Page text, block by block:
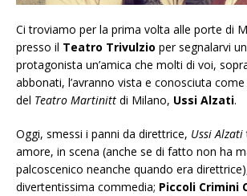
Ci troviamo per la prima volta alle porte di
presso il Teatro Trivulzio per segnalarvi
protagonista un’amica che molti di voi,
abbonati, l’avranno vista e conosciuta
del Teatro Martinitt di Milano, Ussi Alzati.
Oggi, smessi i panni da direttrice, Ussi Alzati
amore, in scena (anche se di fatto non ha
palcoscenico neanche quando era
divertentissima commedia; Piccoli Crimini